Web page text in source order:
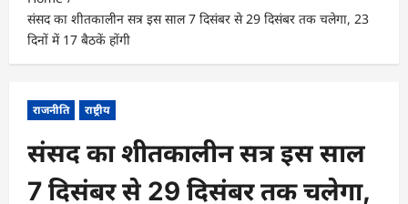
संसद का शीतकालीन सत्र इस साल 7 दिसंबर से 29 दिसंबर तक चलेगा, 23
दिनों में 17 बैठकें होंगी
राजनीति राष्ट्रीय
संसद का शीतकालीन सत्र इस साल
7 दिसंबर से 29 दिसंबर तक चलेगा,